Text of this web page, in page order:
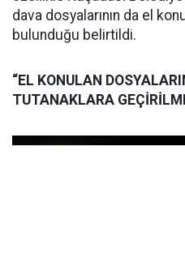
dava dosyalarının da el
bulunduğu belirtildi.
“EL KONULAN
TUTANAKLARA